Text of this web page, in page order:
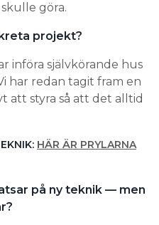
göra.
projekt?
införa självkörande hus
har redan tagit fram en
att styra så att det alltid
HÄR ÄR PRYLARNA
på ny teknik — men